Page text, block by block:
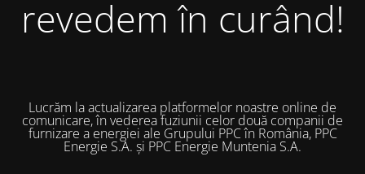
revedem în curând!
Lucrăm la actualizarea platformelor noastre online de
comunicare, în vederea fuziunii celor două companii de
furnizare a energiei ale Grupului PPC în România, PPC
Energie S.A. și PPC Energie Muntenia S.A.